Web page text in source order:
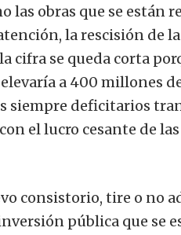
las obras que se están
la rescisión de
cifra se queda corta
a 400 millones
siempre deficitarios
el lucro cesante de
consistorio, tire o no
pública que se